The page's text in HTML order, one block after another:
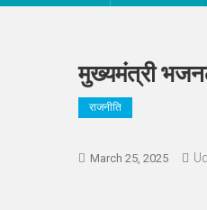
मुख्यमंत्री
राजनीति
March 25, 2025